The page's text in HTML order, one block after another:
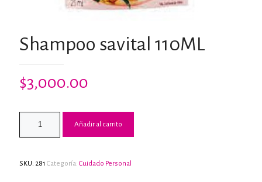
Shampoo savital 110ML
$3,000.00
Añadir al carrito
SKU: 281 Categoría: Cuidado Personal